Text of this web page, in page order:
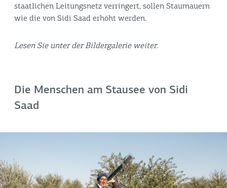
staatlichen Leitungsnetz verringert, sollen Staumauern
wie die von Sidi Saad erhöht werden.
Lesen Sie unter der Bildergalerie weiter.
Die Menschen am Stausee von Sidi
Saad